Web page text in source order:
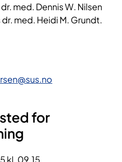
med. Dennis W. Nilsen
med. Heidi M. Grundt.
for
kl. 09.15